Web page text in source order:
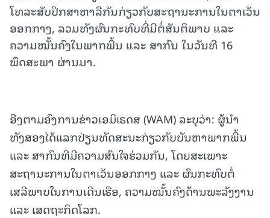
ໂທລະສັບປຶກສາຫາລືກັນກ່ຽວກັບສະຖານະການໃນຕາເວັນ
ອອກກາງ, ລວມທັງຜົນກະທົບທີ່ມີຕໍ່ສັນຕິພາບ ແລະ
ຄວາມໝັ້ນຄົງໃນພາກພື້ນ ແລະ ສາກົນ ໃນວັນທີ 16
ພຶດສະພາ ຜ່ານມາ.
ອີງຕາມອົງການຂ່າວເອມິເຣດສ (WAM) ລະບຸວ່າ: ຜູ້ນຳ
ທັງສອງໄດ້ແລກປ່ຽນທັດສະນະກ່ຽວກັບບັນຫາພາກພື້ນ
ແລະ ສາກົນທີ່ມີຄວາມສົນໃຈຮ່ວມກັນ, ໂດຍສະເພາະ
ສະຖານະການໃນຕາເວັນອອກກາງ ແລະ ຜົນກະທົບຕໍ່
ເສລີພາບໃນການເດີນເຮືອ, ຄວາມໝັ້ນຄົງດ້ານພະລັງງານ
ແລະ ເສດຖະກິດໂລກ.